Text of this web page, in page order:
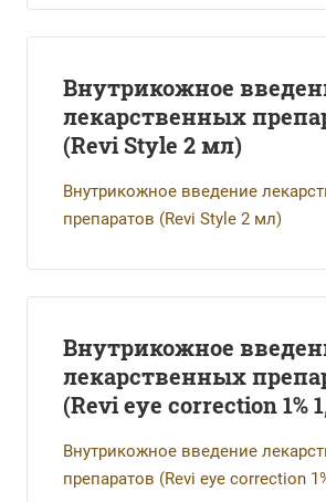
Внутрикожное
лекарственных
(Revi Style 2 мл)
Внутрикожное введение
препаратов (Revi Style 2 мл)
Внутрикожное
лекарственных
(Revi eye correction 1%
Внутрикожное введение
препаратов (Revi eye correction